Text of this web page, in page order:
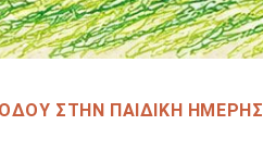
ΣΤΗΝ ΠΑΙΔΙΚΗ